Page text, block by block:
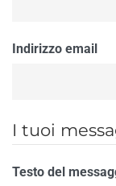
Indirizzo email
I tuoi
Testo del